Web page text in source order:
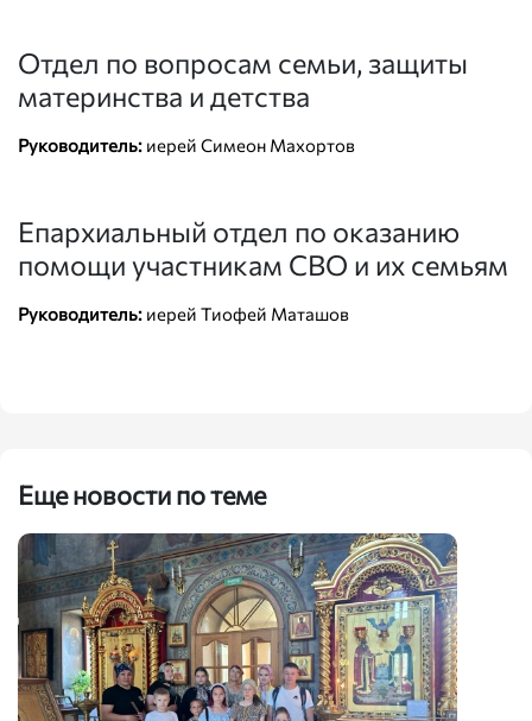
Отдел по вопросам семьи, защиты
материнства и детства
Руководитель: иерей Симеон Махортов
Епархиальный отдел по оказанию
помощи участникам СВО и их семьям
Руководитель: иерей Тиофей Маташов
Еще новости по теме